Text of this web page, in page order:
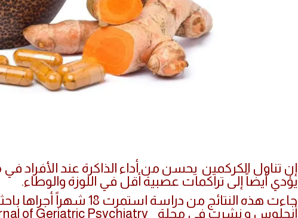
إن تناول الكركمين يحسن من أداء الذاكرة عند الأفراد
يؤدي أيضاً إلى تراكمات عصبية أقل في اللوزة والوطاء.
جاءت هذه النتائج من دراسة
أنجلوس و نشرت في مجلة American Journal of Geriatric Psychiatry.